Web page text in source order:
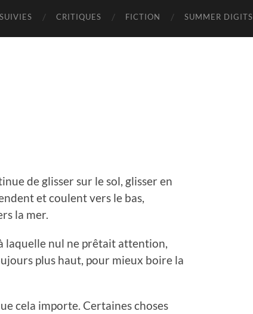
CRITIQUES FICTION SUMMER DIGITS
de glisser sur le sol, glisser en
et coulent vers le bas,
la mer.
laquelle nul ne prêtait attention,
plus haut, pour mieux boire la
cela importe. Certaines choses